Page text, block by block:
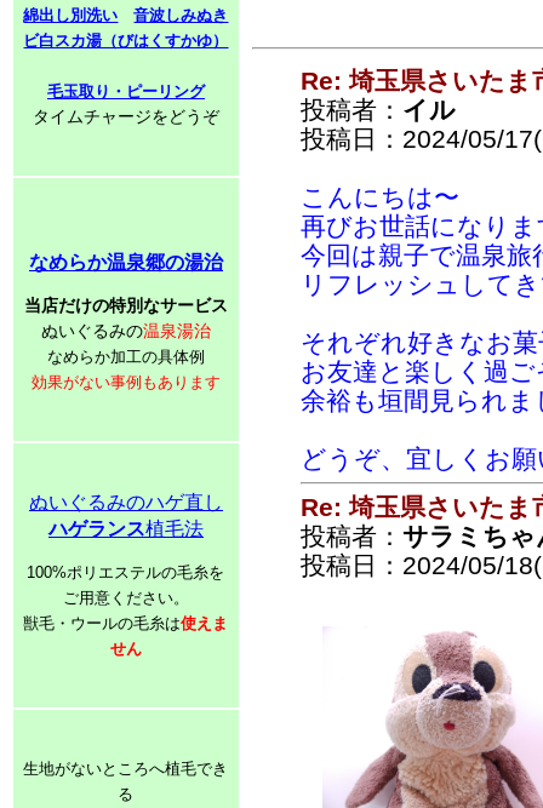
綿出し別洗い
音波しみぬき
ビ白スカ湯（びはくすかゆ）
毛玉取り・ピーリング
タイムチャージをどうぞ
なめらか温泉郷の湯治
当店だけの特別なサービス
ぬいぐるみの温泉湯治
なめらか加工の具体例
効果がない事例もあります
ぬいぐるみのハゲ直し
ハゲランス植毛法
100%ポリエステルの毛糸を
ご用意ください。
獣毛・ウールの毛糸は使えま
せん
生地がないところへ植毛でき
る
Re: 埼玉県さいたま
投稿者： イル
投稿日：2024/05/
こんにちは〜
再びお世話になりま
今回は親子で温泉
リフレッシュして
それぞれ好きなお
お友達と楽しく過
余裕も垣間見られま
どうぞ、宜しくお
Re: 埼玉県さいたま
投稿者： サラミちゃ
投稿日：2024/05/